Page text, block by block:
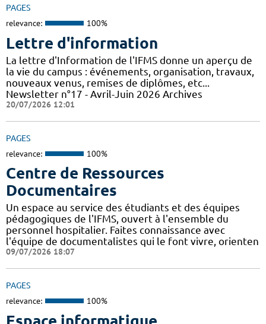
PAGES
relevance: 100%
Lettre d'information
La lettre d'Information de l'IFMS donne un aperçu de
la vie du campus : événements, organisation, travaux,
nouveaux venus, remises de diplômes, etc...
Newsletter n°17 - Avril-Juin 2026 Archives
20/07/2026 12:01
PAGES
relevance: 100%
Centre de Ressources
Documentaires
Un espace au service des étudiants et des équipes
pédagogiques de l'IFMS, ouvert à l'ensemble du
personnel hospitalier. Faites connaissance avec
l'équipe de documentalistes qui le font vivre, orienten
09/07/2026 18:07
PAGES
relevance: 100%